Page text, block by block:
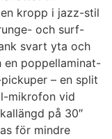
kropp i jazz-stil
och surf-
svart yta och
en poppellaminat-
– en split
mikrofon vid
på 30″
för mindre